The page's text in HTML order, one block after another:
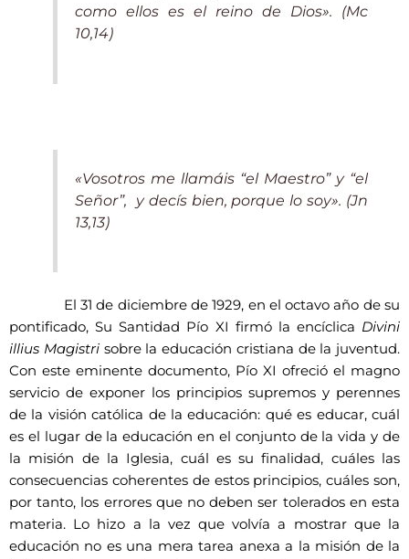
como ellos es el reino de Dios». (Mc
10,14)
«Vosotros me llamáis “el Maestro” y “el
Señor”, y decís bien, porque lo soy». (Jn
13,13)
El 31 de diciembre de 1929, en el octavo año de su
pontificado, Su Santidad Pío XI firmó la encíclica Divini
illius Magistrisobre la educación cristiana de la juventud.
Con este eminente documento, Pío XI ofreció el magno
servicio de exponer los principios supremos y perennes
de la visión católica de la educación: qué es educar, cuál
es el lugar de la educación en el conjunto de la vida y de
la misión de la Iglesia, cuál es su finalidad, cuáles las
consecuencias coherentes de estos principios, cuáles son,
por tanto, los errores que no deben ser tolerados en esta
materia. Lo hizo a la vez que volvía a mostrar que la
educación no es una mera tarea anexa a la misión de la